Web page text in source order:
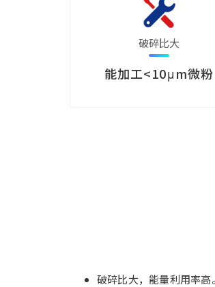
破碎比大
能加工<10μm微粉
破碎比大，能量利用率